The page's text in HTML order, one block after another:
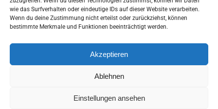
wie das Surfverhalten oder eindeutige IDs auf dieser Website verarbeiten.
Wenn du deine Zustimmung nicht erteilst oder zurückziehst, können
bestimmte Merkmale und Funktionen beeinträchtigt werden.
Akzeptieren
Ablehnen
Einstellungen ansehen
SA von 08:30 bis 18:00 Uhr
Feiertage geschlossen:
MI 24.12., DO 25.12., FR 26.12., MI 31.12.2025